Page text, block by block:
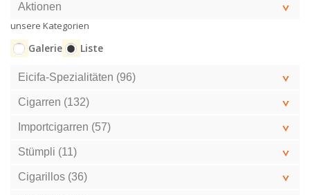
Aktionen
unsere Kategorien
Galerie Liste
Eicifa-Spezialitäten (96)
Cigarren (132)
Importcigarren (57)
Stümpli (11)
Cigarillos (36)